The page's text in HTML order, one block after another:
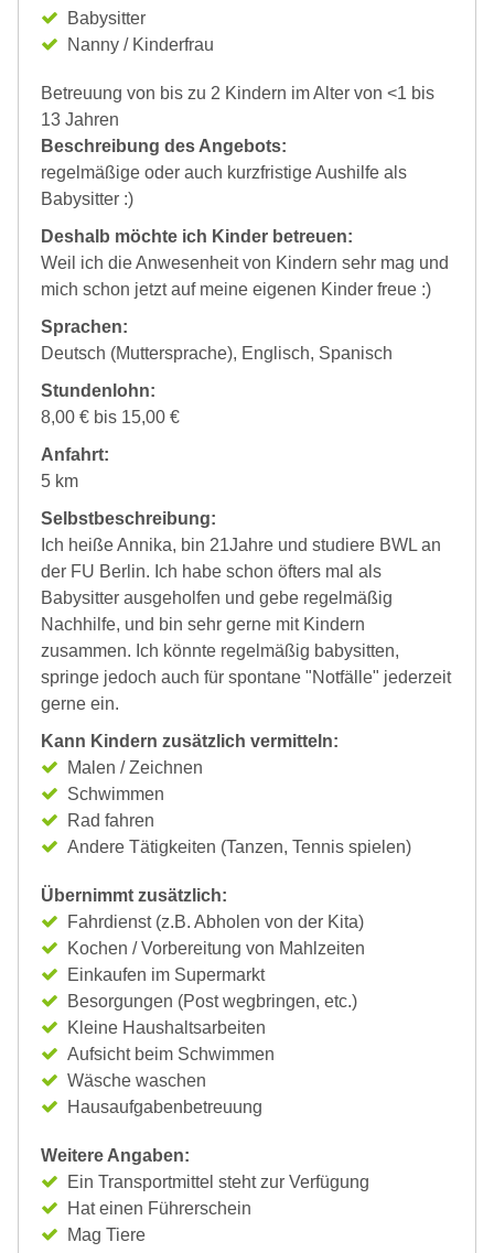
Babysitter
Nanny / Kinderfrau
Betreuung von bis zu 2 Kindern im Alter von <1 bis
13 Jahren
Beschreibung des Angebots:
regelmäßige oder auch kurzfristige Aushilfe als
Babysitter :)
Deshalb möchte ich Kinder betreuen:
Weil ich die Anwesenheit von Kindern sehr mag und
mich schon jetzt auf meine eigenen Kinder freue :)
Sprachen:
Deutsch (Muttersprache), Englisch, Spanisch
Stundenlohn:
8,00 € bis 15,00 €
Anfahrt:
5 km
Selbstbeschreibung:
Ich heiße Annika, bin 21Jahre und studiere BWL an
der FU Berlin. Ich habe schon öfters mal als
Babysitter ausgeholfen und gebe regelmäßig
Nachhilfe, und bin sehr gerne mit Kindern
zusammen. Ich könnte regelmäßig babysitten,
springe jedoch auch für spontane "Notfälle" jederzeit
gerne ein.
Kann Kindern zusätzlich vermitteln:
Malen / Zeichnen
Schwimmen
Rad fahren
Andere Tätigkeiten (Tanzen, Tennis spielen)
Übernimmt zusätzlich:
Fahrdienst (z.B. Abholen von der Kita)
Kochen / Vorbereitung von Mahlzeiten
Einkaufen im Supermarkt
Besorgungen (Post wegbringen, etc.)
Kleine Haushaltsarbeiten
Aufsicht beim Schwimmen
Wäsche waschen
Hausaufgabenbetreuung
Weitere Angaben:
Ein Transportmittel steht zur Verfügung
Hat einen Führerschein
Mag Tiere